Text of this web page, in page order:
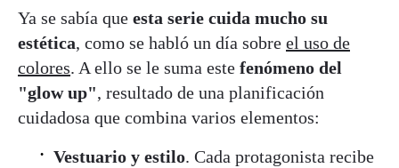
Ya se sabía que esta serie cuida mucho su
estética, como se habló un día sobre el uso de
colores. A ello se le suma este fenómeno del
"glow up", resultado de una planificación
cuidadosa que combina varios elementos:
Vestuario y estilo. Cada protagonista recibe